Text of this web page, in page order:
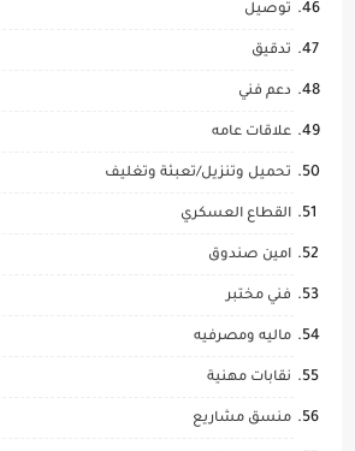
توصيل
تدقيق
دعم فني
علاقات عامه
تحميل وتنزيل/تعبئة وتغليف
القطاع العسكري
امين صندوق
فني مختبر
ماليه ومصرفيه
نقابات مهنية
منسق مشاريع